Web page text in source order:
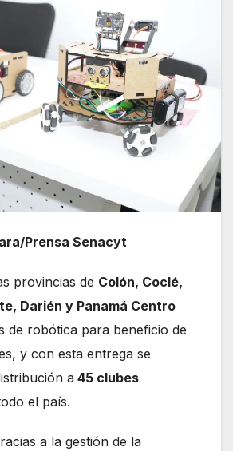
Prensa Senacyt
provincias de Colón, Coclé,
Darién y Panamá Centro
de robótica para beneficio de
y con esta entrega se
a 45 clubes
el país.
a la gestión de la